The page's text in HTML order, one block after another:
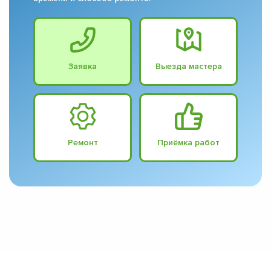
Заявка Выезда мастера
Ремонт Приёмка работ